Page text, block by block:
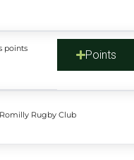
points Points
Rugby Club